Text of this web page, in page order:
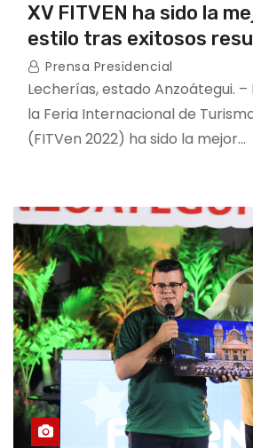
XV FITVEN ha sido la
estilo tras exitosos
Prensa Presidencial
Lecherías, estado Anzoátegui. –
la Feria Internacional de
(FITVen 2022) ha sido la mejor…